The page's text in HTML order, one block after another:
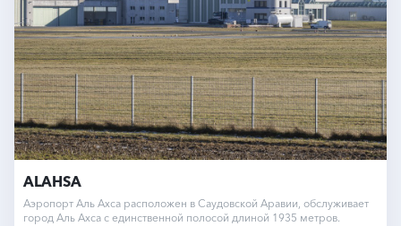
ALAHSA
Аэропорт Аль Ахса расположен в Саудовской Аравии, обслуживает
город Аль Ахса с единственной полосой длиной 1935 метров.